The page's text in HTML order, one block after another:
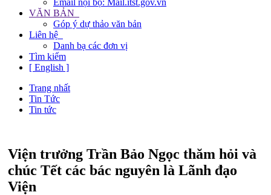
Email nội bộ: Mail.itst.gov.vn
VĂN BẢN
Góp ý dự thảo văn bản
Liên hệ
Danh bạ các đơn vị
Tìm kiếm
[ English ]
Trang nhất
Tin Tức
Tin tức
Viện trưởng Trần Bảo Ngọc thăm hỏi và
chúc Tết các bác nguyên là Lãnh đạo
Viện